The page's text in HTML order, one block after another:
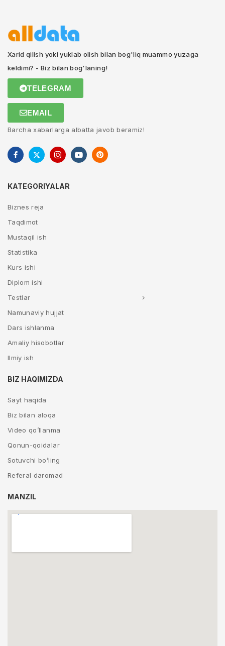
Xarid qilish yoki yuklab olish bilan bog'liq muammo yuzaga
keldimi? - Biz bilan bog'laning!
TELEGRAM
EMAIL
Barcha xabarlarga albatta javob beramiz!
KATEGORIYALAR
Biznes reja
Taqdimot
Mustaqil ish
Statistika
Kurs ishi
Diplom ishi
Testlar
Namunaviy hujjat
Dars ishlanma
Amaliy hisobotlar
Ilmiy ish
BIZ HAQIMIZDA
Sayt haqida
Biz bilan aloqa
Video qo’llanma
Qonun-qoidalar
Sotuvchi bo’ling
Referal daromad
MANZIL